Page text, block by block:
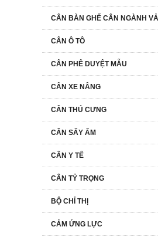
CÂN BÀN GHẾ CÂN NGÀNH VẢI
CÂN Ô TÔ
CÂN PHÊ DUYỆT MẪU
CÂN XE NÂNG
CÂN THÚ CƯNG
CÂN SẤY ẨM
CÂN Y TẾ
CÂN TỶ TRỌNG
BỘ CHỈ THỊ
CẢM ỨNG LỰC